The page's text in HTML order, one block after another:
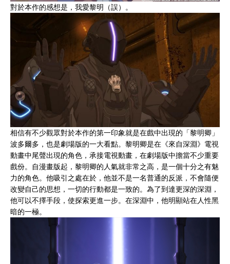
對於本作的感想是，我愛黎明（誤）。
相信有不少觀眾對於本作的第一印象就是在戲中出現的「黎明卿」
波多爾多，也是劇場版的一大看點。黎明卿是在《來自深淵》電視
動畫中尾聲出現的角色，承接電視動畫，在劇場版中擔當不少重要
戲份。自漫畫版起，黎明卿的人氣就非常之高，是一個十分之有魅
力的角色。他吸引之處在於，他並不是一名普通的反派，不會隨便
改變自己的思想，一切的行動都是一致的。為了到達更深的深淵，
他可以不擇手段，使探索更進一步。在深淵中，他明顯站在人性黑
暗的一極。